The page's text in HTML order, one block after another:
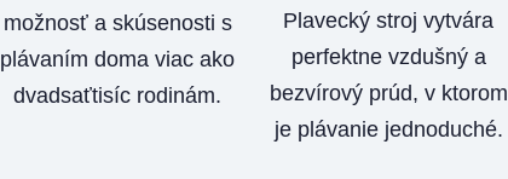
možnosť a skúsenosti s
plávaním doma viac ako
dvadsaťtisíc rodinám.
Plavecký stroj vytvára
perfektne vzdušný a
bezvírový prúd, v ktorom
je plávanie jednoduché.